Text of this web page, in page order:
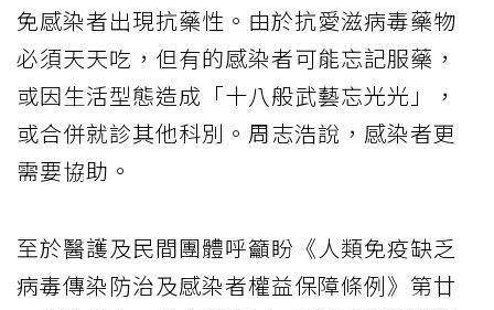
免感染者出現抗藥性。由於抗愛滋病毒藥物
必須天天吃，但有的感染者可能忘記服藥，
或因生活型態造成「十八般武藝忘光光」，
或合併就診其他科別。周志浩說，感染者更
需要協助。
至於醫護及民間團體呼籲盼《人類免疫缺乏
病毒傳染防治及感染者權益保障條例》第廿